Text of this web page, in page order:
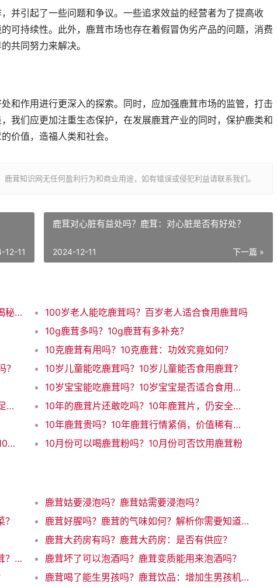
并引起了一些问题和争议。一些追求效益的经营者为了提高收
可持续性。此外，鹿茸市场也存在着假冒伪劣产品的问题，消费
共同努力来解决。
和作用进行更深入的探索。同时，应加强鹿茸市场的监管，打击
我们应更加注重生态保护，在发展鹿茸产业的同时，保护鹿类和
价值，造福人类和社会。
茸知识网无任何盈利行为和商业用途，如有错误或侵犯利益请联系我们。
12-11
鹿茸对心脏有益处吗？鹿茸：对心脏是否有好处？
下一篇 »
2024-12-11
100%鹿茸是真的吗？100%纯正鹿茸？真假揭秘！
100岁老人能吃鹿茸吗？百岁老人适合食用鹿茸吗
10g鹿茸多吗？10g鹿茸有多补充？
10克鹿茸有用吗？10克鹿茸：功效究竟如何？
？
10岁儿童能吃鹿茸吗？10岁儿童能否食用鹿茸？
10岁宝宝能吃鹿茸吗？10岁宝宝是否适合食用鹿茸
10岁能吃鹿茸吗？10岁孩子能不能吃鹿茸？足够安全吗？
10年的鹿茸片还敢吃吗？10年鹿茸片，仍安全食用吗？
10年鹿茸贵吗？10年鹿茸行情紧俏，价值稀有又贵吗？
10斤酒下10克鹿茸够吗？鹿茸10克就够？这10斤酒大开销！（31字）
10月份可以喝鹿茸粉吗？10月份可否饮用鹿茸粉
鹿茸姑要浸泡吗？鹿茸姑需要浸泡吗？
鹿茸好腥吗？鹿茸的气味如何？解析你需要知道的所有
鹿茸大药房有吗？鹿茸大药房：是否有供应？
鹿茸多大女性可以吃吗？女性何时可以吃鹿茸？了解年龄限制
鹿茸坏了可以泡酒吗？鹿茸变质能用来泡酒吗？
鹿茸喝了能生男孩吗？鹿茸饮品：增加生男孩机会的魔力饮料